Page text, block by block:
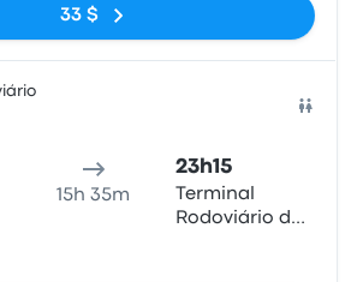
33 $
15h 35m
23h15
Terminal
Rodoviário de